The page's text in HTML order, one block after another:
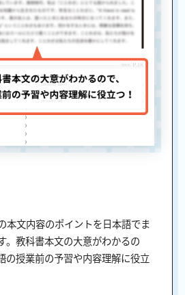
本文内容のポイントを日本語でま
。教科書本文の大意がわかるの
の授業前の予習や内容理解に役立